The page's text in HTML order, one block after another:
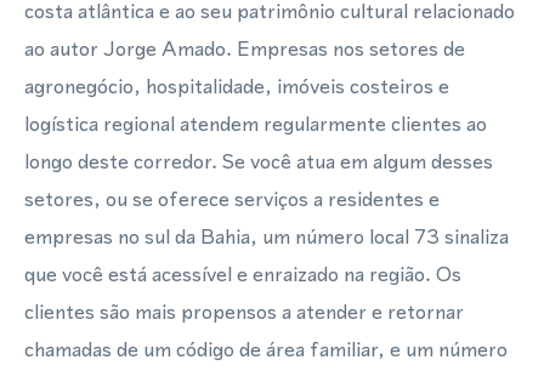
costa atlântica e ao seu patrimônio cultural relacionado
ao autor Jorge Amado. Empresas nos setores de
agronegócio, hospitalidade, imóveis costeiros e
logística regional atendem regularmente clientes ao
longo deste corredor. Se você atua em algum desses
setores, ou se oferece serviços a residentes e
empresas no sul da Bahia, um número local 73 sinaliza
que você está acessível e enraizado na região. Os
clientes são mais propensos a atender e retornar
chamadas de um código de área familiar, e um número